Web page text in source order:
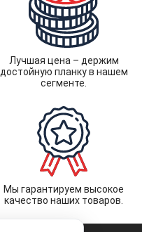
Лучшая цена – держим
достойную планку в нашем
сегменте.
Мы гарантируем высокое
качество наших товаров.